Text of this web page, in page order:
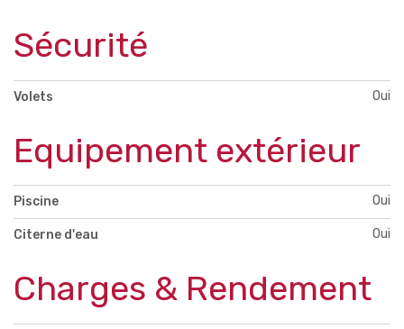
Sécurité
Volets Oui
Equipement extérieur
Piscine Oui
Citerne d'eau Oui
Charges & Rendement